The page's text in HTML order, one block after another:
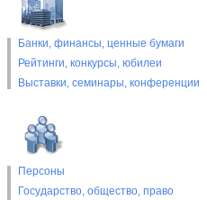
Банки, финансы, ценные бумаги
Рейтинги, конкурсы, юбилеи
Выставки, cеминары, конференции
Персоны
Государство, общество, право